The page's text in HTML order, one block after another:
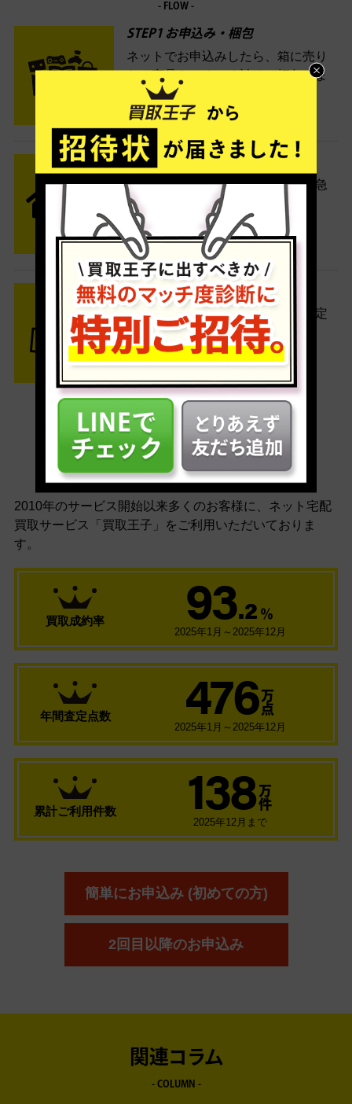
- FLOW -
STEP1 お申込み・梱包
ネットでお申込みしたら、箱に売り
たい商品をいろいろ詰めて梱包しま
す。
STEP2 発送
送料無料でご自宅から発送！佐川急
便がご自宅まで引き取りに伺いま
す。
STEP3 ご入金
査定結果はメールでお知らせ。査定
結果がOKなら金額をお支払い！
安心の買取実績
2010年のサービス開始以来多くのお客様に、 ネット宅配
買取サービス「買取王子」をご利用いただいておりま
す。
買取成約率 93.2 ％
2025年1月～2025年12月
年間査定点数 476 万
点
2025年1月～2025年12月
累計ご利用件数 138 万
件
2025年12月まで
簡単にお申込み (初めての方)
2回目以降のお申込み
関連コラム
- COLUMN -